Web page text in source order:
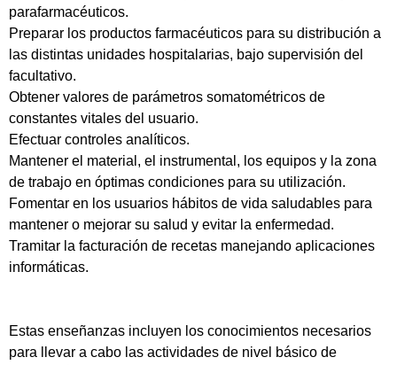
parafarmacéuticos.
Preparar los productos farmacéuticos para su distribución a
las distintas unidades hospitalarias, bajo supervisión del
facultativo.
Obtener valores de parámetros somatométricos de
constantes vitales del usuario.
Efectuar controles analíticos.
Mantener el material, el instrumental, los equipos y la zona
de trabajo en óptimas condiciones para su utilización.
Fomentar en los usuarios hábitos de vida saludables para
mantener o mejorar su salud y evitar la enfermedad.
Tramitar la facturación de recetas manejando aplicaciones
informáticas.
Estas enseñanzas incluyen los conocimientos necesarios
para llevar a cabo las actividades de nivel básico de